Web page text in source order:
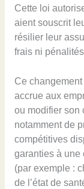
Cette loi
aient souscrit
résilier leur
frais ni
Ce
accrue aux
ou modifier son
notamment de
compétitives
garanties à une
(par exemple :
de l’état de